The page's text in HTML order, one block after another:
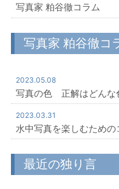
写真家 粕谷徹コラム
写真家 粕谷徹コ
2023.05.08
写真の色 正解はどんな
2023.03.31
水中写真を楽し
最近の独り言